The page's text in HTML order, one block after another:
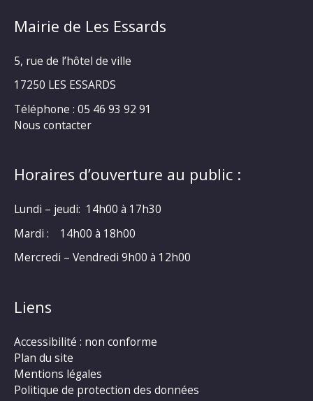
Mairie de Les Essards
5, rue de l’hôtel de ville
17250 LES ESSARDS
Téléphone : 05 46 93 92 91
Nous contacter
Horaires d’ouverture au public :
Lundi – jeudi: 14h00 à 17h30
Mardi : 14h00 à 18h00
Mercredi – Vendredi 9h00 à 12h00
Liens
Accessibilité : non conforme
Plan du site
Mentions légales
Politique de protection des données